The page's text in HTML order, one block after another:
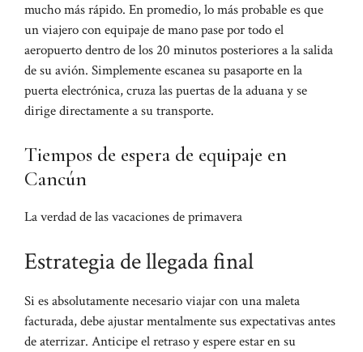
mucho más rápido. En promedio, lo más probable es que
un viajero con equipaje de mano pase por todo el
aeropuerto dentro de los 20 minutos posteriores a la salida
de su avión. Simplemente escanea su pasaporte en la
puerta electrónica, cruza las puertas de la aduana y se
dirige directamente a su transporte.
Tiempos de espera de equipaje en
Cancún
La verdad de las vacaciones de primavera
Estrategia de llegada final
Si es absolutamente necesario viajar con una maleta
facturada, debe ajustar mentalmente sus expectativas antes
de aterrizar. Anticipe el retraso y espere estar en su